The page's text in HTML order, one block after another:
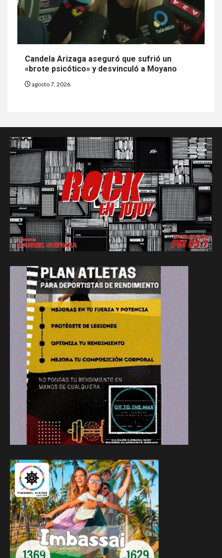
Candela Arizaga aseguró que sufrió un
«brote psicótico» y desvinculó a Moyano
agosto 7, 2026